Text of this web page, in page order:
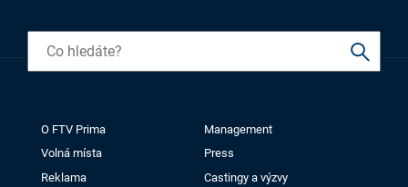
O FTV Prima
Management
Volná místa
Press
Reklama
Castingy a výzvy